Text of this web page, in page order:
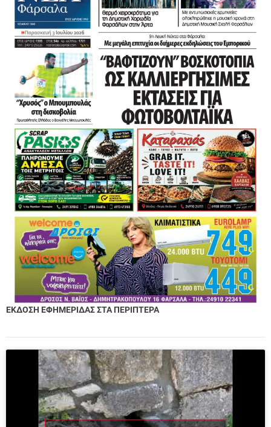
ΕΚΔΟΣΗ ΕΦΗΜΕΡΙΔΑΣ ΣΤΑ ΠΕΡΙΠΤΕΡΑ